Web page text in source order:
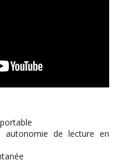
autonomie de lecture en